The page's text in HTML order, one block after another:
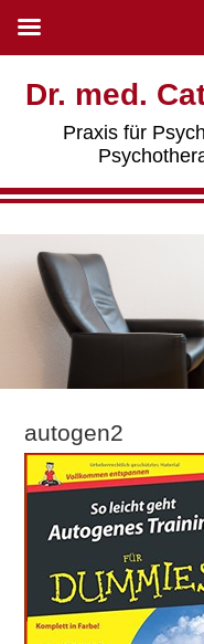
Dr. med.
Praxis für
autogen2